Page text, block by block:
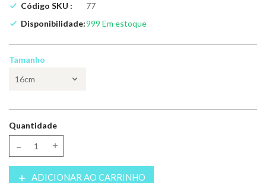
Código SKU :
77
Disponibilidade:999 Em estoque
Tamanho
Quantidade
Translation missing: pt-BR.products.product.decrease
Translation missing: pt-BR.products.product.increase
ADICIONAR AO CARRINHO